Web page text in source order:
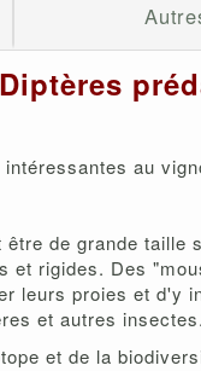
Diptères
au
de grande
rigides. Des
leurs proies et
et autres insectes.
et de la